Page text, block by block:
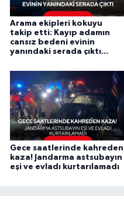
Arama ekipleri kokuyu
takip etti: Kayıp adamın
cansız bedeni evinin
yanındaki serada çıktı...
Gece saatlerinde kahreden
kaza! Jandarma astsubayın
eşi ve evladı kurtarılamadı